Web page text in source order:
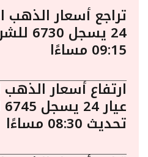
تراجع أسعار الذهب
24
09:15 مساءًا
ارتفاع أسعار
تحديث 08:30 مساءًا